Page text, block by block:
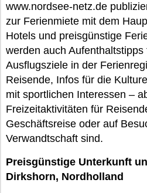
www.nordsee-netz.de
zur Ferienmiete mit dem
Hotels und preisgünstige
werden auch
Ausflugsziele in der
Reisende, Infos für die
mit sportlichen Interessen –
Freizeitaktivitäten für
Geschäftsreise oder auf
Verwandtschaft sind.
Preisgünstige Unterkunft
Dirkshorn, Nordholland